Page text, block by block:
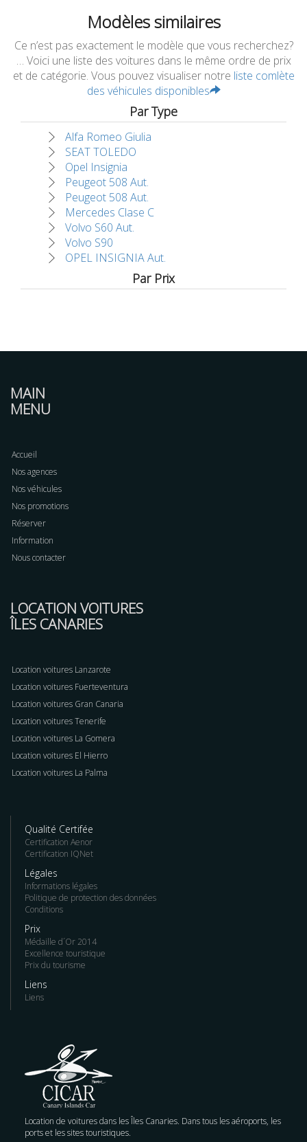
Modèles similaires
Ce n’est pas exactement le modèle que vous recherchez?
… Voici une liste des voitures dans le même ordre de prix
et de catégorie. Vous pouvez visualiser notre liste comlète
des véhicules disponibles
Par Type
Alfa Romeo Giulia
SEAT TOLEDO
Opel Insignia
Peugeot 508 Aut.
Peugeot 508 Aut.
Mercedes Clase C
Volvo S60 Aut.
Volvo S90
OPEL INSIGNIA Aut.
Par Prix
MAIN
MENU
Accueil
Nos agences
Nos véhicules
Nos promotions
Réserver
Information
Nous contacter
LOCATION VOITURES
ÎLES CANARIES
Location voitures Lanzarote
Location voitures Fuerteventura
Location voitures Gran Canaria
Location voitures Tenerife
Location voitures La Gomera
Location voitures El Hierro
Location voitures La Palma
Qualité Certifée
Certification Aenor
Certification IQNet
Légales
Informations légales
Politique de protection des données
Conditions
Prix
Médaille d´Or 2014
Excellence touristique
Prix du tourisme
Liens
Liens
Location de voitures dans les Îles Canaries. Dans tous les aéroports, les
ports et les sites touristiques.